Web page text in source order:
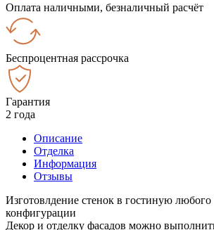
Оплата наличными, безналичный расчёт
Беспроцентная рассрочка
Гарантия
2 года
Описание
Отделка
Информация
Отзывы
Изготовлдение стенок в гостиную любого
конфигурации
Декор и отделку фасадов можно